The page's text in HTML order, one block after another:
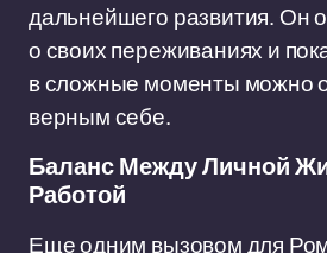
дальнейшего развития. Он
о своих переживаниях и
в сложные моменты можно
верным себе.
Баланс Между Личной
Работой
Еще одним вызовом для